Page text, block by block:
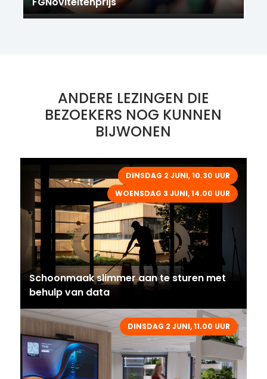
ANDERE LEZINGEN DIE
BEZOEKERS NOG KUNNEN
BIJWONEN
DINSDAG 2 JUNI, 10.30 UUR
WOENSDAG 3 JUNI, 14.00 UUR
Schoonmaak slimmer aan te sturen met
behulp van data
DINSDAG 2 JUNI, 11.00 UUR